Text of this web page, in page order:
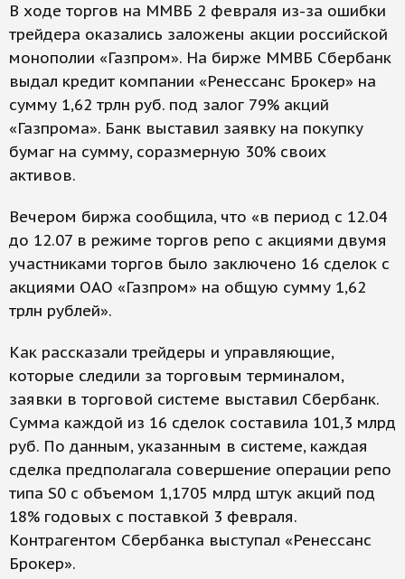
В ходе торгов на ММВБ 2 февраля из-за ошибки
трейдера оказались заложены акции российской
монополии «Газпром». На бирже ММВБ Сбербанк
выдал кредит компании «Ренессанс Брокер» на
сумму 1,62 трлн руб. под залог 79% акций
«Газпрома». Банк выставил заявку на покупку
бумаг на сумму, соразмерную 30% своих
активов.
Вечером биржа сообщила, что «в период с 12.04
до 12.07 в режиме торгов репо с акциями двумя
участниками торгов было заключено 16 сделок с
акциями ОАО «Газпром» на общую сумму 1,62
трлн рублей».
Как рассказали трейдеры и управляющие,
которые следили за торговым терминалом,
заявки в торговой системе выставил Сбербанк.
Сумма каждой из 16 сделок составила 101,3 млрд
руб. По данным, указанным в системе, каждая
сделка предполагала совершение операции репо
типа S0 с объемом 1,1705 млрд штук акций под
18% годовых с поставкой 3 февраля.
Контрагентом Сбербанка выступал «Ренессанс
Брокер».